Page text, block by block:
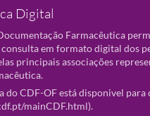
Digital
Farmacêutica
em formato digital dos
principais associações
do CDF-OF está disponivel
mainCDF.html).